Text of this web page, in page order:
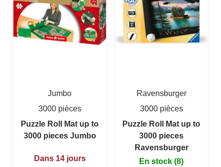
Jumbo
3000 pièces
Puzzle Roll Mat up to
3000 pieces Jumbo
Dans 14 jours
Ravensburger
3000 pièces
Puzzle Roll Mat up to
3000 pieces
Ravensburger
En stock (8)